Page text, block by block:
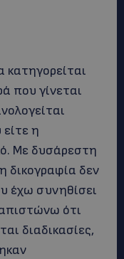
κατηγορείται
που γίνεται
η
Με δυσάρεστη
δικογραφία δεν
έχω συνηθίσει
ότι
διαδικασίες,